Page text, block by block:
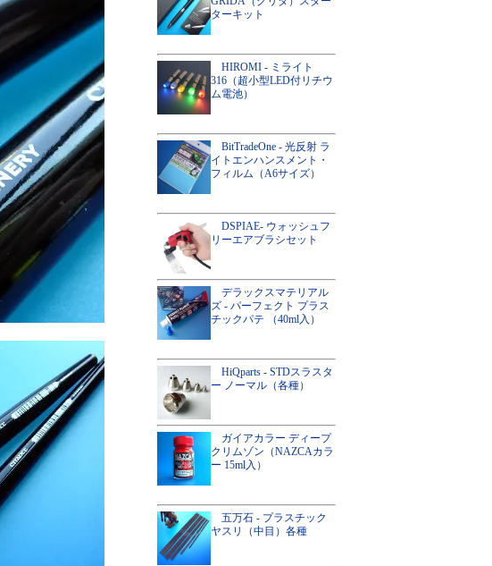
ターキット
HIROMI - ミライト
316（超小型LED付リチウ
ム電池）
BitTradeOne - 光反射 ラ
イトエンハンスメント・
フィルム（A6サイズ）
DSPIAE- ウォッシュフ
リーエアブラシセット
デラックスマテリアル
ズ - パーフェクト プラス
チックパテ （40ml入）
HiQparts - STDスラスタ
ー ノーマル（各種）
ガイアカラー ディープ
クリムゾン（NAZCAカラ
ー 15ml入）
五万石 - プラスチック
ヤスリ（中目）各種